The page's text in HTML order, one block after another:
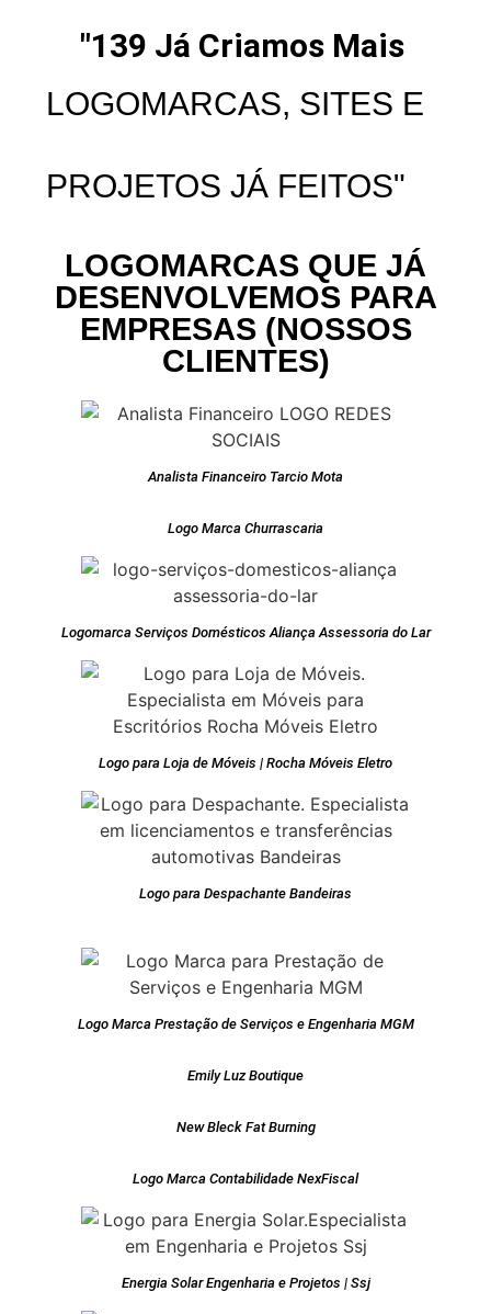
LOGOMARCAS, SITES E
PROJETOS JÁ FEITOS"
"139 Já Criamos Mais
LOGOMARCAS QUE JÁ
DESENVOLVEMOS PARA
EMPRESAS (NOSSOS
CLIENTES)
Analista Financeiro Tarcio Mota
Logo Marca Churrascaria
Logomarca Serviços Domésticos Aliança Assessoria do Lar
Logo para Loja de Móveis | Rocha Móveis Eletro
Logo para Despachante Bandeiras
Logo Marca Prestação de Serviços e Engenharia MGM
Emily Luz Boutique
New Bleck Fat Burning
Logo Marca Contabilidade NexFiscal
Energia Solar Engenharia e Projetos | Ssj